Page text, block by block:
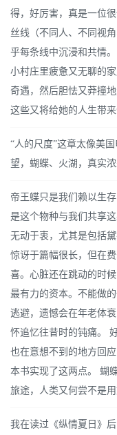
得，好厉害，真是一位
丝线（不同人、不同视
乎每条线中沉浸和共情
小村庄里疲惫又无聊的
奇遇，然后胆怯又莽撞
这些又将给她的人生带
“人的尺度”这章太像美
望，蝴蝶、火湖，真实
帝王蝶只是我们赖以生
是这个物种与我们共享
无动于衷，尤其是包括
惊讶于篇幅很长，但在
喜。心脏还在跳动的时
最有力的资本。不能做
逃避，遗憾会在年老体
怀追忆往昔时的钝痛。
也在意想不到的地方回
本书实现了这两点。 蝴
旅途，人类又何尝不是
我在读过《纵情夏日》